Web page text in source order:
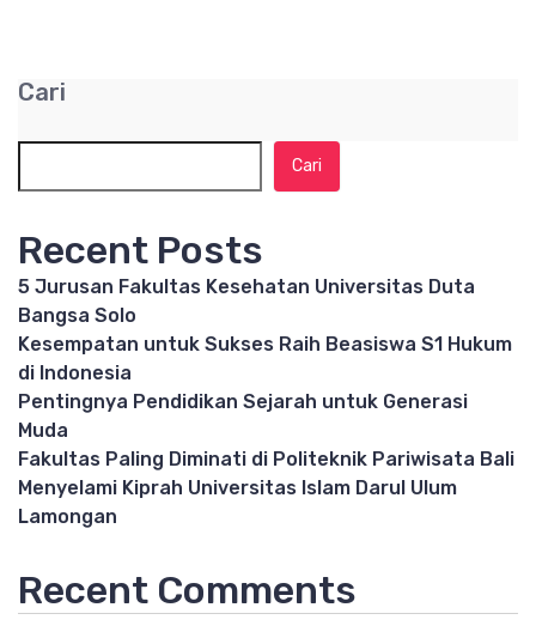
Cari
Cari
Recent Posts
5 Jurusan Fakultas Kesehatan Universitas Duta
Bangsa Solo
Kesempatan untuk Sukses Raih Beasiswa S1 Hukum
di Indonesia
Pentingnya Pendidikan Sejarah untuk Generasi
Muda
Fakultas Paling Diminati di Politeknik Pariwisata Bali
Menyelami Kiprah Universitas Islam Darul Ulum
Lamongan
Recent Comments